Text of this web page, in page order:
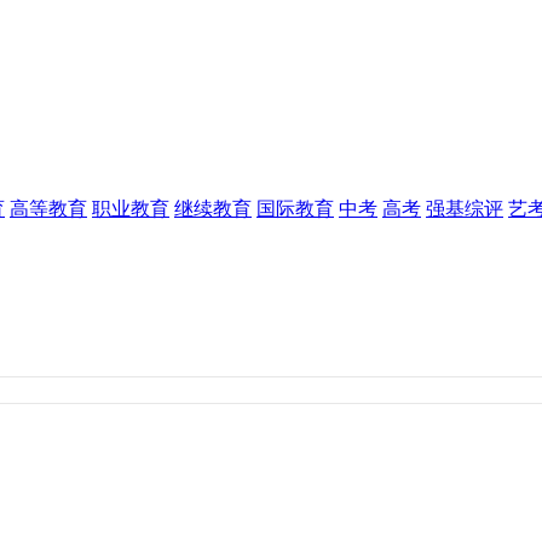
高等教育 职业教育 继续教育 国际教育 中考 高考 强基综评 艺